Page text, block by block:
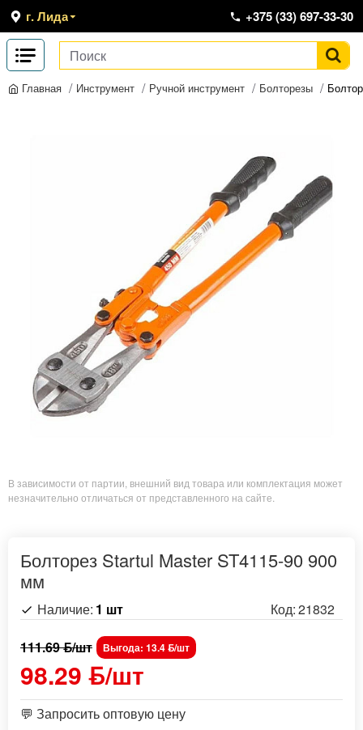
г. Лида +375 (33) 697-33-30
Главная Инструмент Ручной инструмент Болторезы
В зависимости от партии, внешний вид товара или комплектация может
незначительно отличаться от представленного на сайте.
Болторез Startul Master ST4115-90 900
мм
98.29 ƃ/шт
111.69 ƃ/шт Выгода: 13.4 ƃ/шт
Наличие: 1 шт Код:21832
💬 Запросить оптовую цену